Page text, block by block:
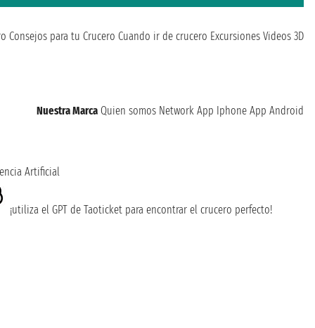
Consejos para tu Crucero Cuando ir de crucero Excursiones Videos 3D
Nuestra Marca Quien somos Network App Iphone App Android
Artificial
¡utiliza el GPT de Taoticket para encontrar el crucero perfecto!